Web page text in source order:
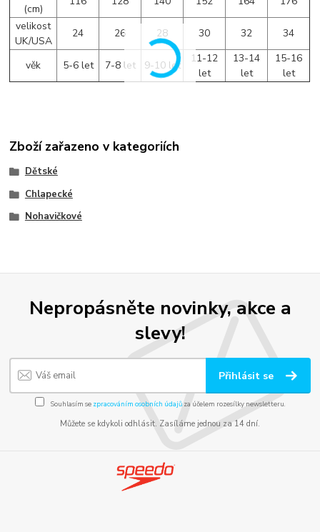
(cm)
velikost
UK/USA
24 26 28 30 32 34
věk 5-6 let 7-8 let 9-10 let
11-12
let
13-14
let
15-16
let
Zboží zařazeno v kategoriích
Dětské
Chlapecké
Nohavičkové
Nepropásněte novinky, akce a
slevy!
Přihlásit se
Souhlasím se zpracováním osobních údajůza účelem rozesílky newsletteru.
Můžete se kdykoli odhlásit. Zasíláme jednou za 14 dní.